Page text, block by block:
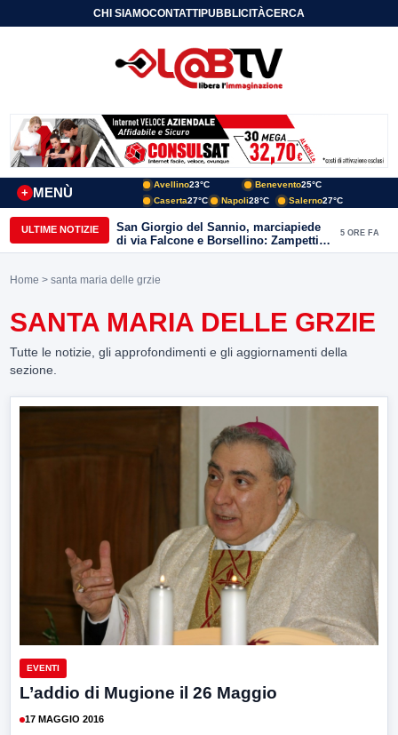
CHI SIAMOCONTATTIPUBBLICITÀCERCA
MENÙ
+
Avellino23°C Benevento25°C
Caserta27°C Napoli28°C Salerno27°C
ULTIME NOTIZIE
San Giorgio del Sannio, marciapiede
di via Falcone e Borsellino: Zampetti e
Lombardi replicano alle polemiche
5 ORE FA
Home > santa maria delle grzie
SANTA MARIA DELLE GRZIE
Tutte le notizie, gli approfondimenti e gli aggiornamenti della
sezione.
EVENTI
L’addio di Mugione il 26 Maggio
17 MAGGIO 2016